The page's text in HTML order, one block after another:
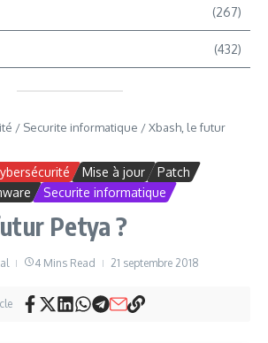
(267)
(432)
/ Securite informatique /Xbash, le futur
Mise à jour
Patch
Securite informatique
Petya ?
4 Mins Read 21 septembre 2018